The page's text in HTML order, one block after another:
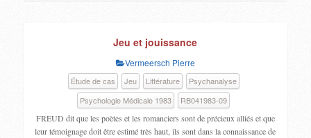
Jeu et jouissance
Vermeersch Pierre
Étude de cas Jeu Littérature
Psychanalyse
Psychologie Médicale 1983
RB041983-09
FREUD dit que les poètes et les romanciers sont de précieux alliés et que
leur témoignage doit être estimé très haut, ils sont dans la connaissance de